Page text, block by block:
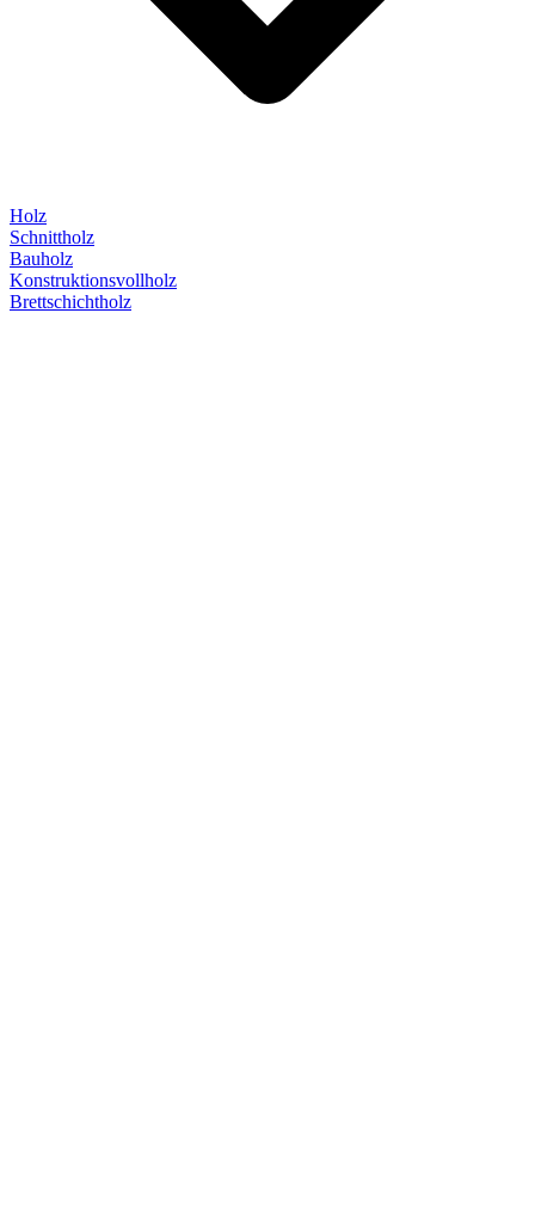
Holz
Schnittholz
Bauholz
Konstruktionsvollholz
Brettschichtholz